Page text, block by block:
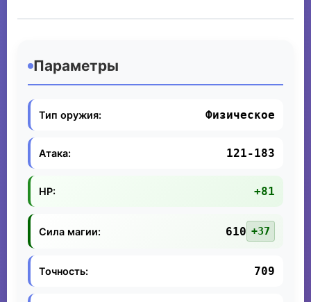
Параметры
Тип оружия: Физическое
Атака: 121-183
HP: +81
Сила магии: 610 +37
Точность: 709